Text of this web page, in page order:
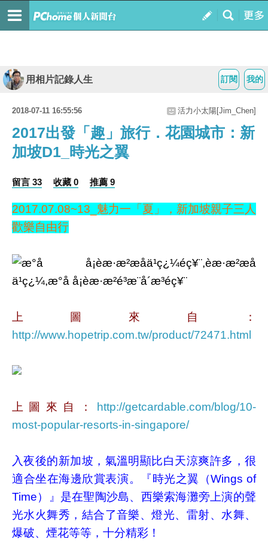
我的
訂閱
用相片記錄人生
2018-07-11 16:55:56 活力小太陽[Jim_Chen]
2017出發「趣」旅行．花園城市：新
加坡D1_時光之翼
留言 33 收藏 0 推薦 9
2017.07.08~13_魅力一「夏」，新加坡親子三人
歡樂自由行
上圖來自：
http://www.hopetrip.com.tw/product/72471.html
上圖來自：
http://getcardable.com/blog/10-
most-popular-resorts-in-singapore/
入夜後的新加坡，氣溫明顯比白天涼爽許多，很
適合坐在海邊欣賞表演。『時光之翼（Wings of
Time）』是在聖陶沙島、西樂索海灘旁上演的聲
光水火舞秀，結合了音樂、燈光、雷射、水舞、
爆破、煙花等等，十分精彩！